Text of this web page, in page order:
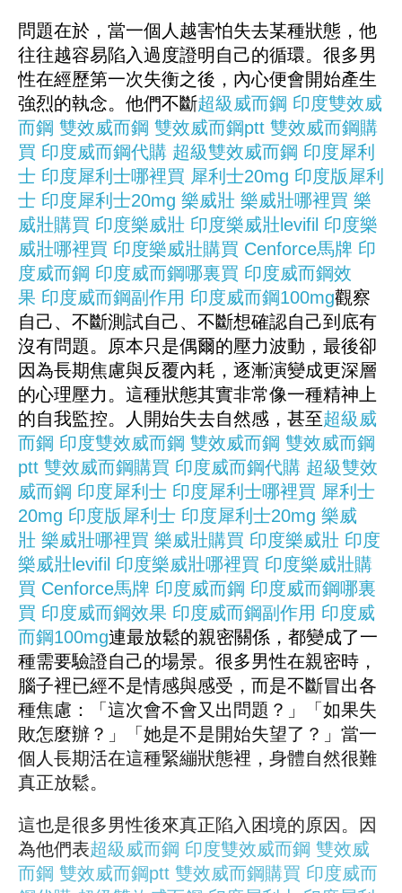
問題在於，當一個人越害怕失去某種狀態，他
往往越容易陷入過度證明自己的循環。很多男
性在經歷第一次失衡之後，內心便會開始產生
強烈的執念。他們不斷超級威而鋼 印度雙效威
而鋼 雙效威而鋼 雙效威而鋼ptt 雙效威而鋼購
買 印度威而鋼代購 超級雙效威而鋼 印度犀利
士 印度犀利士哪裡買 犀利士20mg 印度版犀利
士 印度犀利士20mg 樂威壯 樂威壯哪裡買 樂
威壯購買 印度樂威壯 印度樂威壯levifil 印度樂
威壯哪裡買 印度樂威壯購買 Cenforce馬牌 印
度威而鋼 印度威而鋼哪裏買 印度威而鋼效
果 印度威而鋼副作用 印度威而鋼100mg觀察
自己、不斷測試自己、不斷想確認自己到底有
沒有問題。原本只是偶爾的壓力波動，最後卻
因為長期焦慮與反覆內耗，逐漸演變成更深層
的心理壓力。這種狀態其實非常像一種精神上
的自我監控。人開始失去自然感，甚至超級威
而鋼 印度雙效威而鋼 雙效威而鋼 雙效威而鋼
ptt 雙效威而鋼購買 印度威而鋼代購 超級雙效
威而鋼 印度犀利士 印度犀利士哪裡買 犀利士
20mg 印度版犀利士 印度犀利士20mg 樂威
壯 樂威壯哪裡買 樂威壯購買 印度樂威壯 印度
樂威壯levifil 印度樂威壯哪裡買 印度樂威壯購
買 Cenforce馬牌 印度威而鋼 印度威而鋼哪裏
買 印度威而鋼效果 印度威而鋼副作用 印度威
而鋼100mg連最放鬆的親密關係，都變成了一
種需要驗證自己的場景。很多男性在親密時，
腦子裡已經不是情感與感受，而是不斷冒出各
種焦慮：「這次會不會又出問題？」「如果失
敗怎麼辦？」「她是不是開始失望了？」當一
個人長期活在這種緊繃狀態裡，身體自然很難
真正放鬆。
這也是很多男性後來真正陷入困境的原因。因
為他們表超級威而鋼 印度雙效威而鋼 雙效威
而鋼 雙效威而鋼ptt 雙效威而鋼購買 印度威而